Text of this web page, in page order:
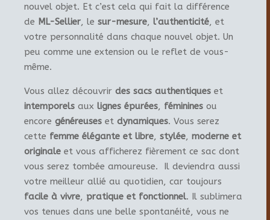
nouvel objet. Et c’est cela qui fait la différence
de ML-Sellier, le sur-mesure, l’authenticité, et
votre personnalité dans chaque nouvel objet. Un
peu comme une extension ou le reflet de vous-
même.
Vous allez découvrir des sacs authentiques et
intemporels aux lignes épurées, féminines ou
encore généreuses et dynamiques. Vous serez
cette femme élégante et libre, stylée, moderne et
originale et vous afficherez fièrement ce sac dont
vous serez tombée amoureuse. Il deviendra aussi
votre meilleur allié au quotidien, car toujours
facile à vivre, pratique et fonctionnel. Il sublimera
vos tenues dans une belle spontanéité, vous ne